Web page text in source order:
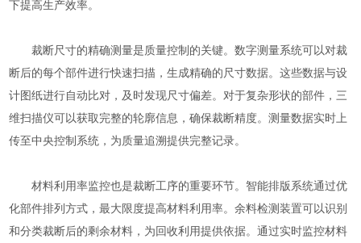
下提高生产效率。
裁断尺寸的精确测量是质量控制的关键。数字测量系统可以对裁
断后的每个部件进行快速扫描，生成精确的尺寸数据。这些数据与设
计图纸进行自动比对，及时发现尺寸偏差。对于复杂形状的部件，三
维扫描仪可以获取完整的轮廓信息，确保裁断精度。测量数据实时上
传至中央控制系统，为质量追溯提供完整记录。
材料利用率监控也是裁断工序的重要环节。智能排版系统通过优
化部件排列方式，最大限度提高材料利用率。余料检测装置可以识别
和分类裁断后的剩余材料，为回收利用提供依据。通过实时监控材料